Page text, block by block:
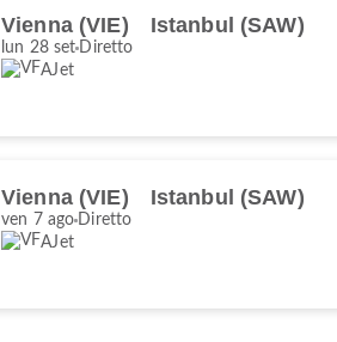
Vienna (VIE) Istanbul (SAW)
lun 28 set Diretto
AJet
Vienna (VIE) Istanbul (SAW)
ven 7 ago Diretto
AJet